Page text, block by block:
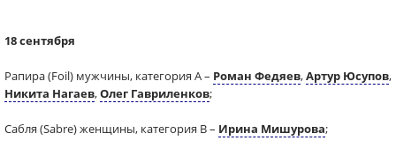
18 сентября
Рапира (Foil) мужчины, категория А – Роман Федяев,Артур Юсупов,
Никита Нагаев,Олег Гавриленков;
Сабля (Sabre) женщины, категория В – Ирина Мишурова;